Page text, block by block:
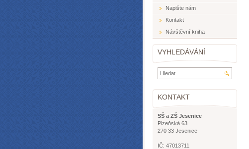
Napište nám
Kontakt
Návštěvní kniha
VYHLEDÁVÁNÍ
KONTAKT
SŠ a ZŠ Jesenice
Plzeňská 63
270 33 Jesenice
IČ: 47013711